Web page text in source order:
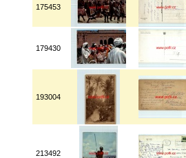
175453
179430
193004
213492